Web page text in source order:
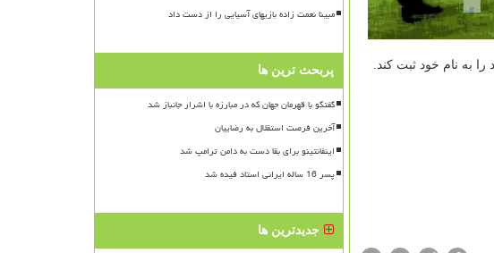
مبینا نعمت زاده بازیهای آسیایی را از دست داد
پربحث ترین ها
گفتگو با قهرمان جهان که در مبارزه با اشرار جانباز شد
آخرین فرصت استقلال به رضاییان
اینفانتینو برای بقا دست به دامن ترامپ شد
پسر 16 ساله ایرانی استاد فیده شد
جدیدترین ها